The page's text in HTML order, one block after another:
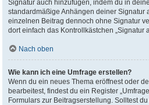
Signatur auch hinzufügen, indem du in
standardmäßige Anhängen deiner Signatur
einzelnen Beitrag dennoch ohne Signatur
dort einfach das Kontrollkästchen „Signatur
Nach oben
Wie kann ich eine Umfrage erstellen?
Wenn du ein neues Thema eröffnest oder
bearbeitest, findest du ein Register
Formulars zur Beitragserstellung. Solltest